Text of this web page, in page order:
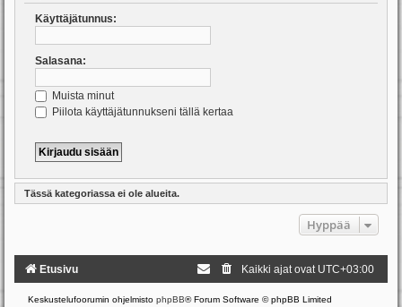
Käyttäjätunnus:
Salasana:
Muista minut
Piilota käyttäjätunnukseni tällä kertaa
Tässä kategoriassa ei ole alueita.
Hyppää
Etusivu Kaikki ajat ovat UTC+03:00
Keskustelufoorumin ohjelmisto phpBB® Forum Software © phpBB Limited